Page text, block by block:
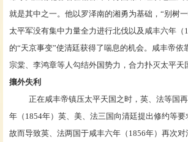
就是其中之一。他以罗泽南的湘勇为基础，“别树
太平军没有集中力量全力进行北伐以及咸丰六年（
的“天京事变”使清廷获得了喘息的机会。咸丰帝依
宗棠、 李鸿章等人勾结外国势力，合力扑灭太平天
攘外失利
正在咸丰帝镇压太平天国之时，英、法等国
年（1854年）英、美、法三国向清廷提出修约等要
故而导致英、法两国于咸丰六年（1856年）再次